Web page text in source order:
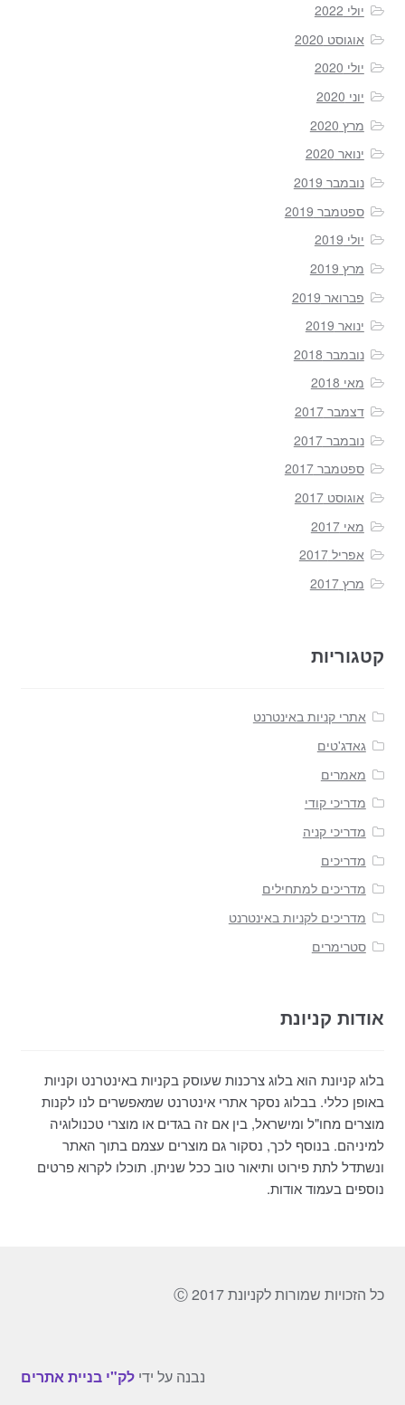
יולי 2022
אוגוסט 2020
יולי 2020
יוני 2020
מרץ 2020
ינואר 2020
נובמבר 2019
ספטמבר 2019
יולי 2019
מרץ 2019
פברואר 2019
ינואר 2019
נובמבר 2018
מאי 2018
דצמבר 2017
נובמבר 2017
ספטמבר 2017
אוגוסט 2017
מאי 2017
אפריל 2017
מרץ 2017
קטגוריות
אתרי קניות באינטרנט
גאדג'טים
מאמרים
מדריכי קודי
מדריכי קניה
מדריכים
מדריכים למתחילים
מדריכים לקניות באינטרנט
סטרימרים
אודות קניונת
בלוג קניונת הוא בלוג צרכנות שעוסק בקניות באינטרנט וקניות
באופן כללי. בבלוג נסקר אתרי אינטרנט שמאפשרים לנו לקנות
מוצרים מחו"ל ומישראל, בין אם זה בגדים או מוצרי טכנולוגיה
למיניהם. בנוסף לכך, נסקור גם מוצרים עצמם בתוך האתר
ונשתדל לתת פירוט ותיאור טוב ככל שניתן. תוכלו לקרוא פרטים
נוספים בעמוד אודות.
כל הזכויות שמורות לקניונת 2017 Ⓒ
נבנה על ידילק"י בניית אתרים